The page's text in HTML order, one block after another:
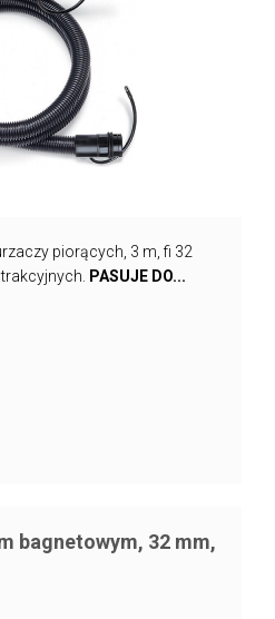
piorących, 3 m, fi 32
PASUJE DO...
bagnetowym, 32 mm,